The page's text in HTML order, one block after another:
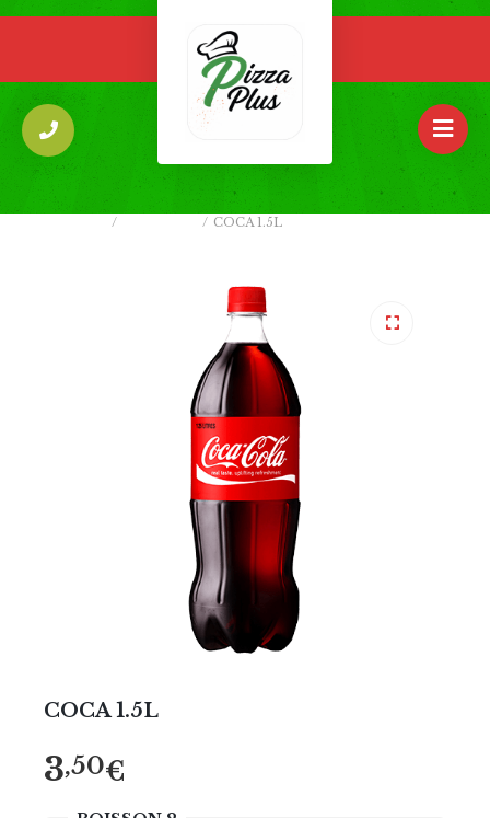
/ / COCA 1.5L
COCA 1.5L
3,50€